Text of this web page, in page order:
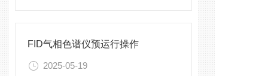
FID气相色谱仪预运行操作
2025-05-19